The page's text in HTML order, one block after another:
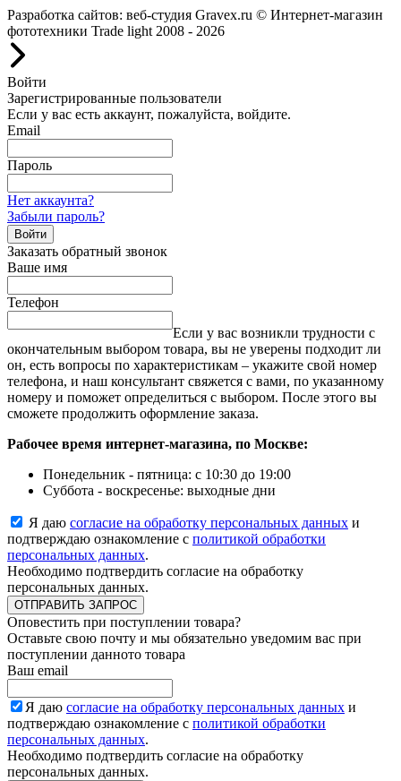
Разработка сайтов: веб-студия Gravex.ru © Интернет-магазин
фототехники Trade light 2008 - 2026
Войти
Зарегистрированные пользователи
Если у вас есть аккаунт, пожалуйста, войдите.
Email
Пароль
Нет аккаунта?
Забыли пароль?
Войти
Заказать обратный звонок
Ваше имя
Телефон
Если у вас возникли трудности с
окончательным выбором товара, вы не уверены подходит ли
он, есть вопросы по характеристикам – укажите свой номер
телефона, и наш консультант свяжется с вами, по указанному
номеру и поможет определиться с выбором. После этого вы
сможете продолжить оформление заказа.
Рабочее время интернет-магазина, по Москве:
Понедельник - пятница: с 10:30 до 19:00
Суббота - воскресенье: выходные дни
Я даю согласие на обработку персональных данных и
подтверждаю ознакомление с политикой обработки
персональных данных.
Необходимо подтвердить согласие на обработку
персональных данных.
ОТПРАВИТЬ ЗАПРОС
Оповестить при поступлении товара?
Оставьте свою почту и мы обязательно уведомим вас при
поступлении данното товара
Ваш email
Я даю согласие на обработку персональных данных и
подтверждаю ознакомление с политикой обработки
персональных данных.
Необходимо подтвердить согласие на обработку
персональных данных.